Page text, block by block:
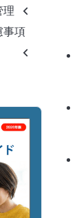
理
事項